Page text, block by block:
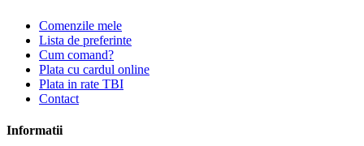
Comenzile mele
Lista de preferinte
Cum comand?
Plata cu cardul online
Plata in rate TBI
Contact
Informatii